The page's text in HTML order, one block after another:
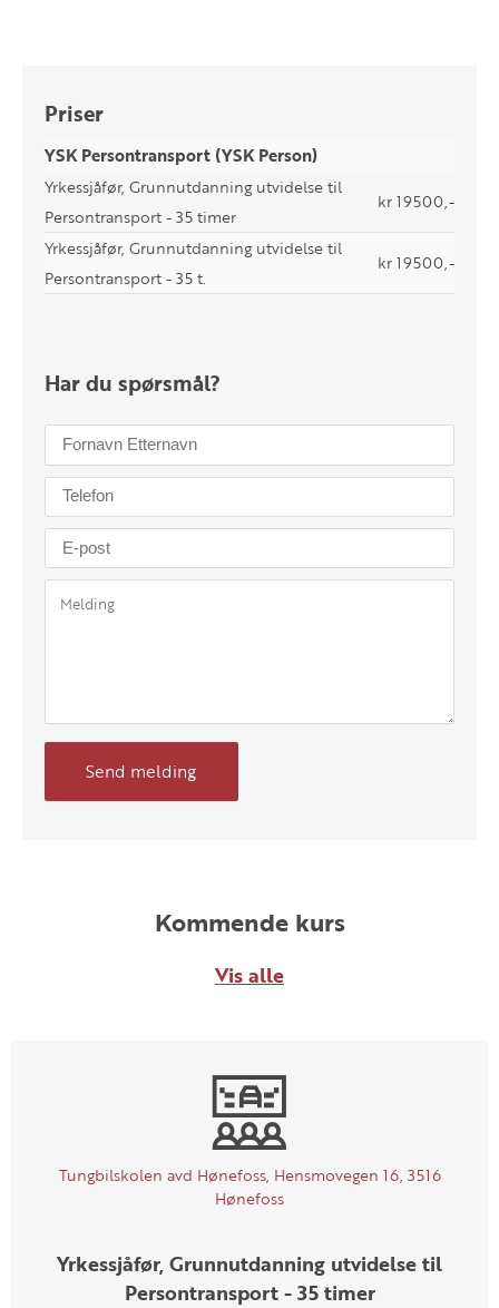
Priser
YSK Persontransport (YSK Person)
Yrkessjåfør, Grunnutdanning utvidelse til
Persontransport - 35 timer
kr 19500,-
Yrkessjåfør, Grunnutdanning utvidelse til
Persontransport - 35 t.
kr 19500,-
Har du spørsmål?
Send melding
Kommende kurs
Vis alle
Tungbilskolen avd Hønefoss, Hensmovegen 16, 3516
Hønefoss
Yrkessjåfør, Grunnutdanning utvidelse til
Persontransport - 35 timer